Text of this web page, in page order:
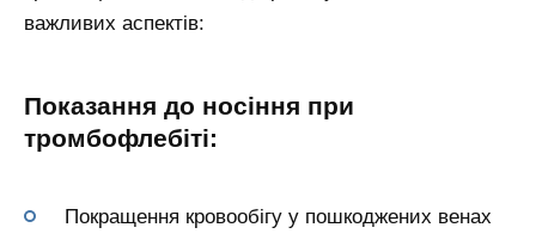
важливих аспектів:
Показання до носіння при
тромбофлебіті:
Покращення кровообігу у пошкоджених венах